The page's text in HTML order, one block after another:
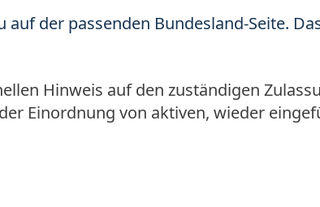
der passenden Bundesland-Seite.
Hinweis auf den zuständigen
Einordnung von aktiven, wieder